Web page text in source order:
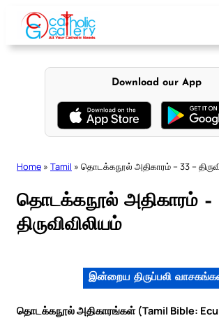
content
Download our App
Home » Tamil » தொடக்கநூல் அதிகாரம் – 33 –
தொடக்கநூல் அதிகாரம் –
திருவிவிலியம்
இன்றைய திருப்பலி
தொடக்கநூல் அதிகாரங்கள் (Tamil Bible: